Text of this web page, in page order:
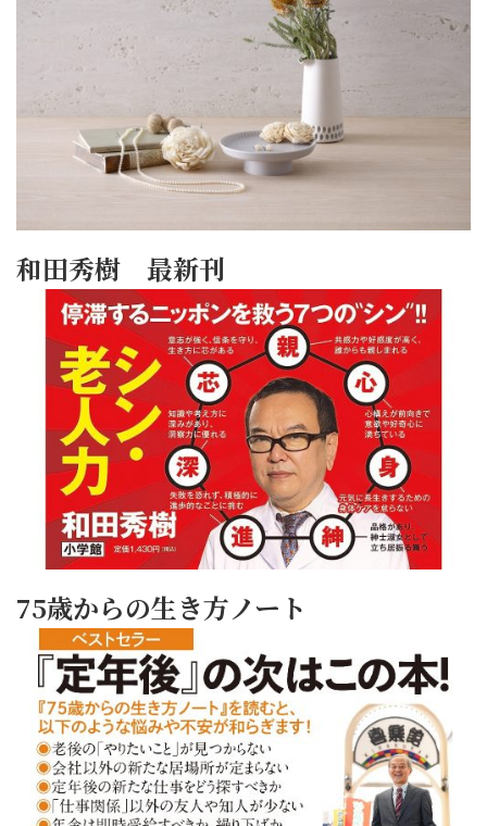
和田秀樹 最新刊
75歳からの生き方ノート